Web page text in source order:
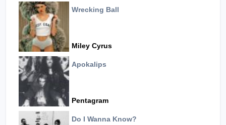
Wrecking Ball
Miley Cyrus
Apokalips
Pentagram
Do I Wanna Know?